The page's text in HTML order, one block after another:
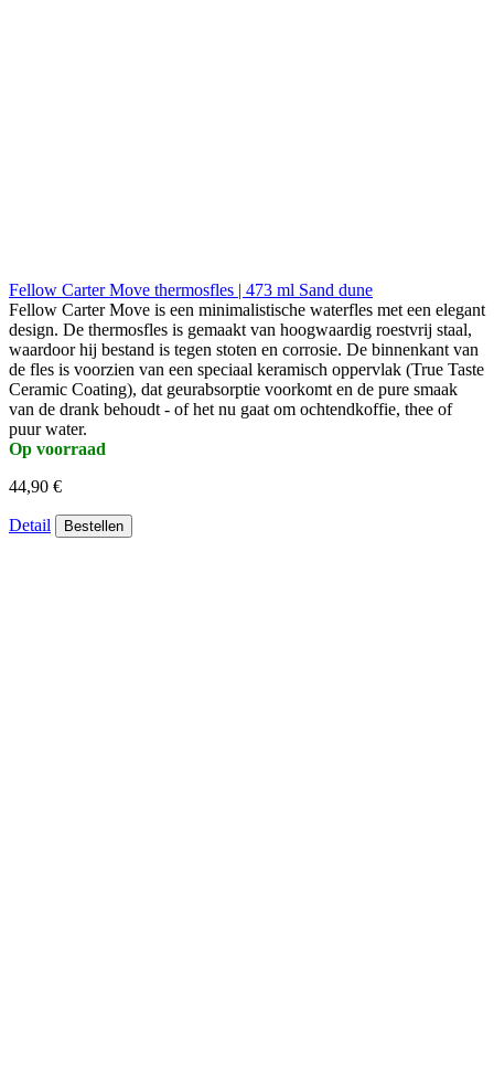
Fellow Carter Move thermosfles | 473 ml Sand dune
Fellow Carter Move is een minimalistische waterfles met een elegant
design. De thermosfles is gemaakt van hoogwaardig roestvrij staal,
waardoor hij bestand is tegen stoten en corrosie. De binnenkant van
de fles is voorzien van een speciaal keramisch oppervlak (True Taste
Ceramic Coating), dat geurabsorptie voorkomt en de pure smaak
van de drank behoudt - of het nu gaat om ochtendkoffie, thee of
puur water.
Op voorraad
44,90 €
Detail Bestellen